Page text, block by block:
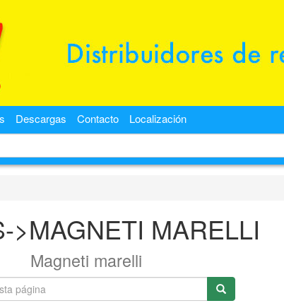
Descargas Contacto Localización
>MAGNETI MARELLI
Magneti marelli